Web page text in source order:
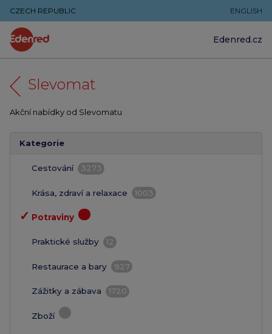
CZECH REPUBLIC ENGLISH
Edenred.cz
Slevomat
Akční nabídky od Slevomatu
Kategorie
Cestování 3273
Krása, zdraví a relaxace 1003
✓ Potraviny
Praktické služby 12
Restaurace a bary 927
Zážitky a zábava 1720
Zboží